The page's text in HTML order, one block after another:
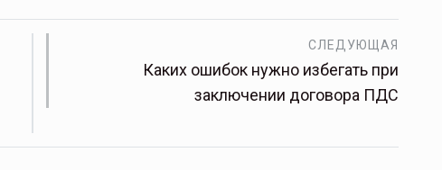
СЛЕДУЮЩАЯ
Каких ошибок нужно избегать при
заключении договора ПДС